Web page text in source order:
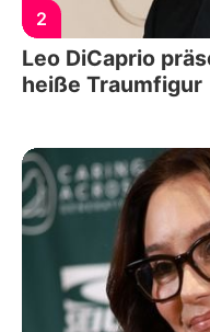
2
Leo DiCaprio
heiße Traumfigur